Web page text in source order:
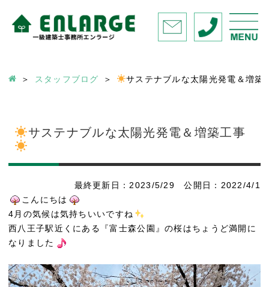
スタッフブログ サステナブルな太陽光発電＆増築
サステナブルな太陽光発電＆増築工事
最終更新日：2023/5/29 公開日：2022/4/1
こんにちは
4月の気候は気持ちいいですね
西八王子駅近くにある『富士森公園』の桜はちょうど満開に
なりました